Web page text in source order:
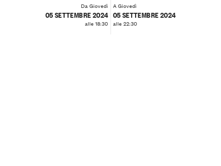
Da Giovedì
05 SETTEMBRE 2024
alle 18:30
A Giovedì
05 SETTEMBRE 2024
alle 22:30